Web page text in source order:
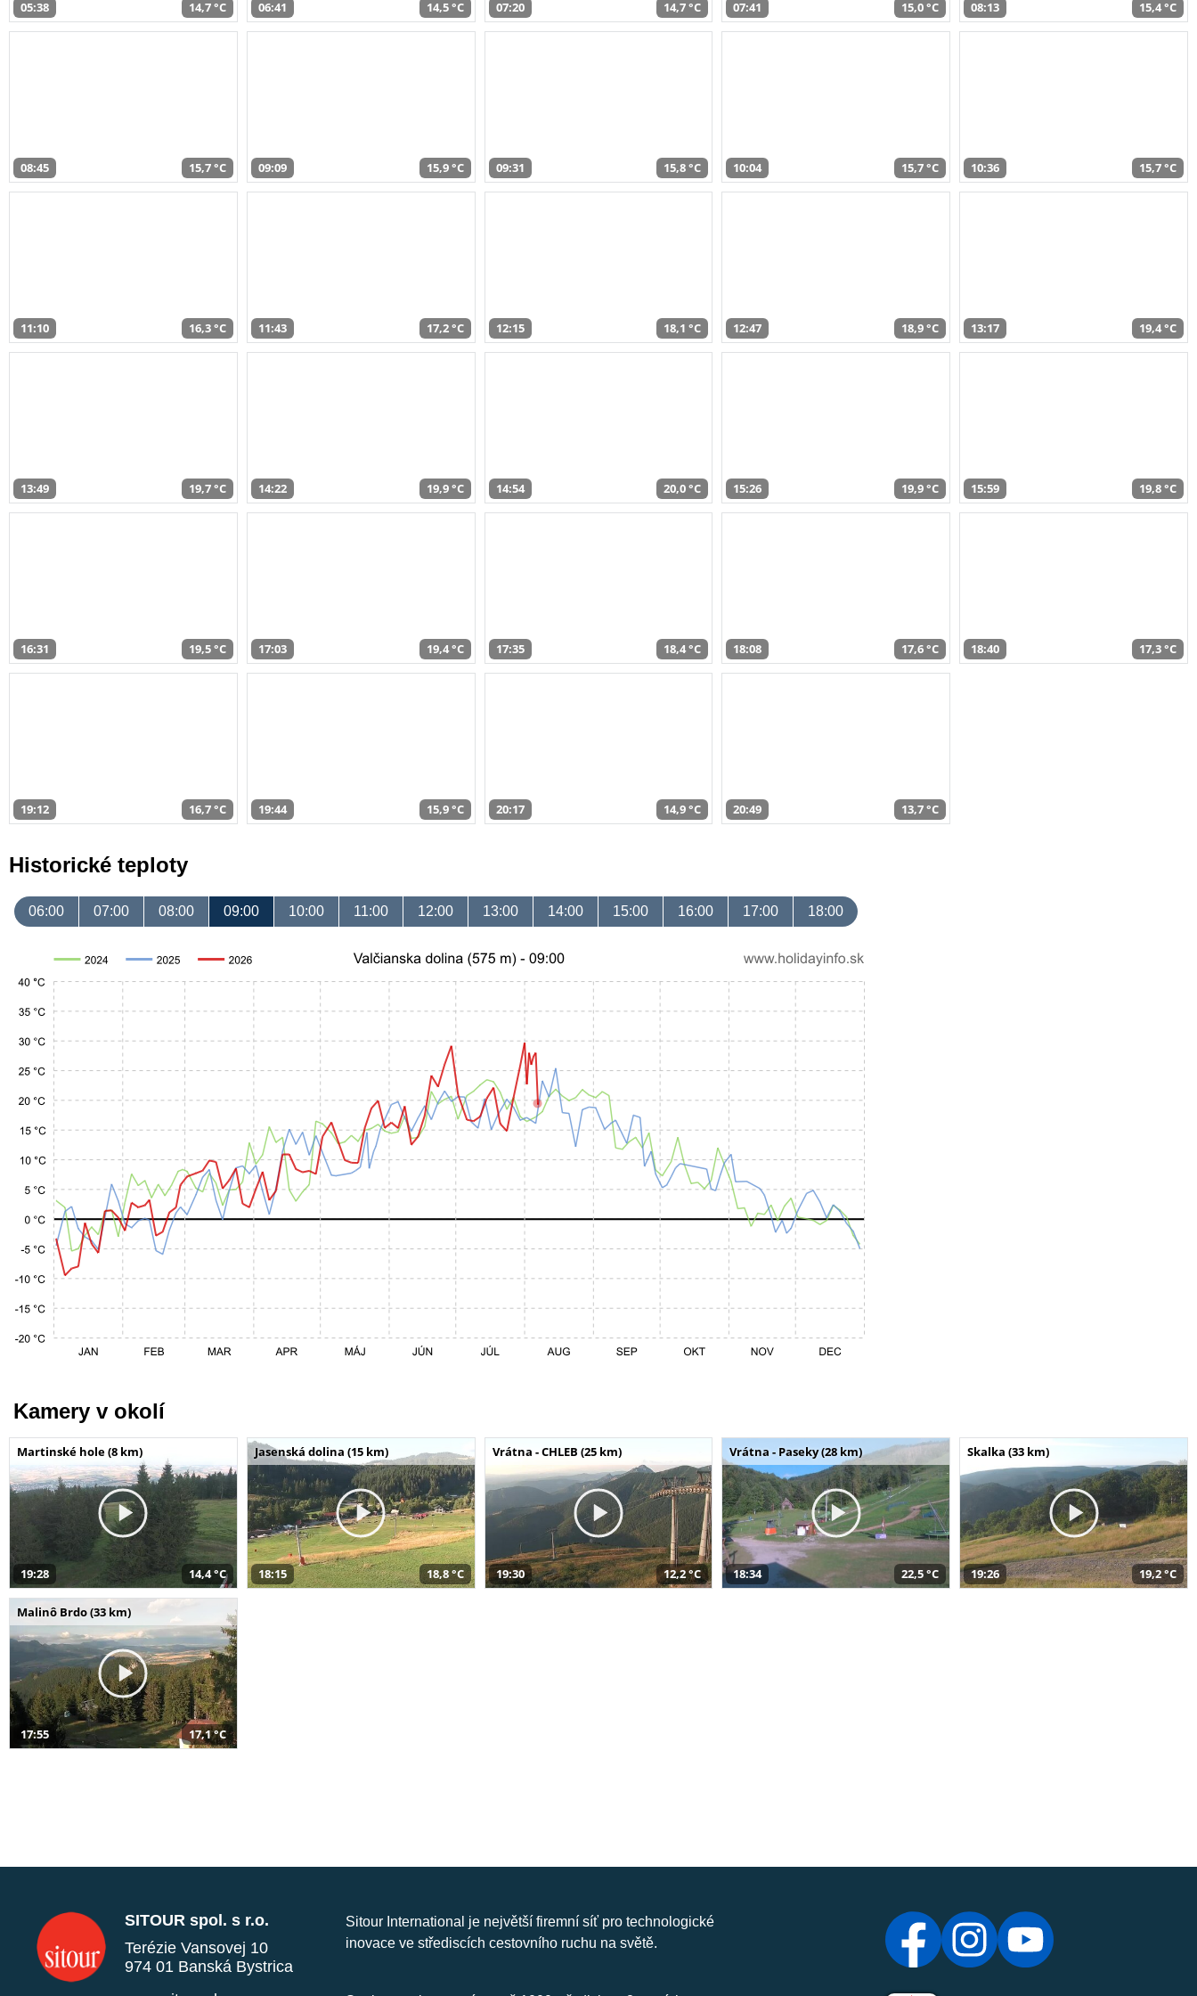
05:38 14,7 °C 06:41 14,5 °C 07:20 14,7 °C 07:41 15,0 °C 08:13 15,4 °C
08:45 15,7 °C 09:09 15,9 °C 09:31 15,8 °C 10:04 15,7 °C 10:36 15,7 °C
11:10 16,3 °C 11:43 17,2 °C 12:15 18,1 °C 12:47 18,9 °C 13:17 19,4 °C
13:49 19,7 °C 14:22 19,9 °C 14:54 20,0 °C 15:26 19,9 °C 15:59 19,8 °C
16:31 19,5 °C 17:03 19,4 °C 17:35 18,4 °C 18:08 17,6 °C 18:40 17,3 °C
19:12 16,7 °C 19:44 15,9 °C 20:17 14,9 °C 20:49 13,7 °C
Historické teploty
06:00 07:00 08:00 09:00 10:00 11:00 12:00 13:00 14:00 15:00 16:00 17:00 18:00
Kamery v okolí
Martinské hole (8 km)
19:28 14,4 °C
Jasenská dolina (15 km)
18:15 18,8 °C
Vrátna - CHLEB (25 km)
19:30 12,2 °C
Vrátna - Paseky (28 km)
18:34 22,5 °C
Skalka (33 km)
19:26 19,2 °C
Malinô Brdo (33 km)
17:55 17,1 °C
SITOUR spol. s r.o.
Terézie Vansovej 10
974 01 Banská Bystrica
Sitour International je největší firemní síť pro technologické
inovace ve střediscích cestovního ruchu na světě.